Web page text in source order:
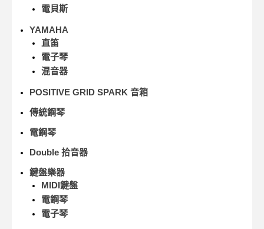
電貝斯
YAMAHA
直笛
電子琴
混音器
POSITIVE GRID SPARK 音箱
傳統鋼琴
電鋼琴
Double 拾音器
鍵盤樂器
MIDI鍵盤
電鋼琴
電子琴